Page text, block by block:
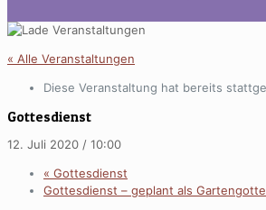
« Alle Veranstaltungen
Diese Veranstaltung hat bereits
Gottesdienst
12. Juli 2020 / 10:00
« Gottesdienst
Gottesdienst – geplant als